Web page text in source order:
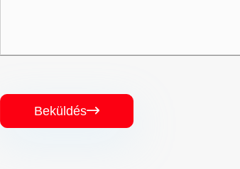
Beküldés